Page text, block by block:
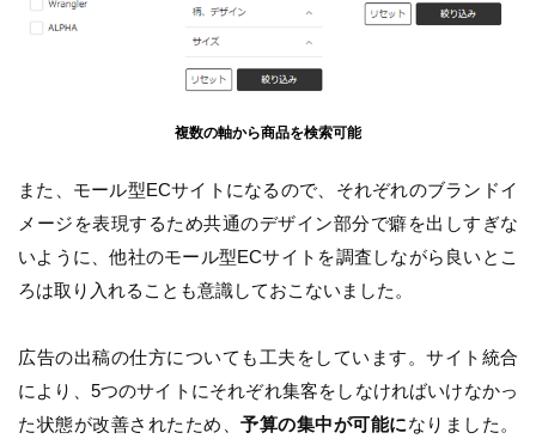
複数の軸から商品を検索可能
また、モール型ECサイトになるので、それぞれのブランドイ
メージを表現するため共通のデザイン部分で癖を出しすぎな
いように、他社のモール型ECサイトを調査しながら良いとこ
ろは取り入れることも意識しておこないました。
広告の出稿の仕方についても工夫をしています。サイト統合
により、5つのサイトにそれぞれ集客をしなければいけなかっ
た状態が改善されたため、 予算の集中が可能になりました。